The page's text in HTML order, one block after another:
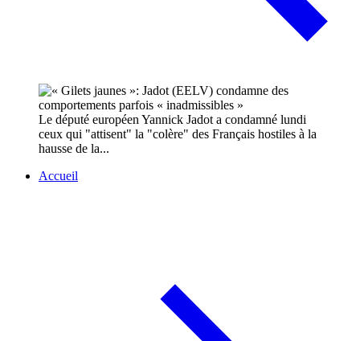
Le député européen Yannick Jadot a condamné lundi
ceux qui "attisent" la "colère" des Français hostiles à la
hausse de la...
Accueil